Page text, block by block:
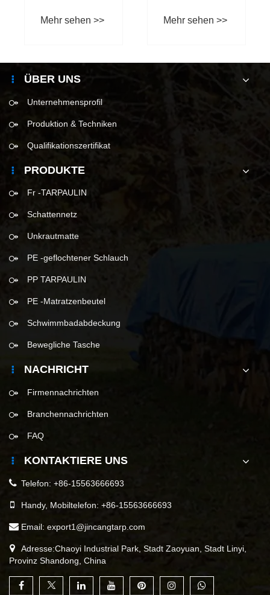
ÜBER UNS
Unternehmensprofil
Produktion & Techniken
Qualifikationszertifikat
PRODUKTE
Fr -TARPAULIN
Schattennetz
Unkrautmatte
PE -geflochtener Schlauch
PP TARPAULIN
PE -Matratzenbeutel
Schwimmbadabdeckung
Bewegliche Tasche
NACHRICHT
Firmennachrichten
Branchennachrichten
FAQ
KONTAKTIERE UNS
Telefon: +86-15563666693
Handy, Mobiltelefon: +86-15563666693
Email: export1@jincangtarp.com
Adresse:Chaoyi Industrial Park, Stadt Zaoyuan, Stadt Linyi,
Provinz Shandong, China